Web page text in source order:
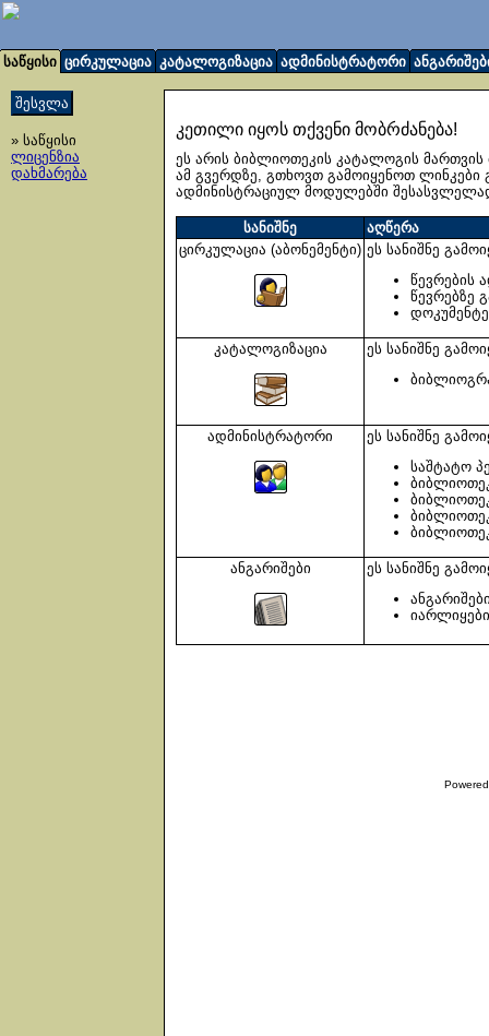
საწყისი ცირკულაცია კატალოგიზაცია ადმინისტრატორი
» საწყისი
ლიცენზია
დახმარება
კეთილი იყოს თქვენი მობრძანება!
ეს არის ბიბლიოთეკის კატალოგის
ამ გვერდზე, გთხოვთ გამოიყენოთ
ადმინისტრაციულ მოდულებში
სანიშნე
აღწერა
ცირკულაცია (აბონემენტი) ეს სანიშნე
წევრების
წევრებზე
კატალოგიზაცია
ეს სანიშნე
ადმინისტრატორი
ეს სანიშნე
საშტატო
ანგარიშები
ეს სანიშნე